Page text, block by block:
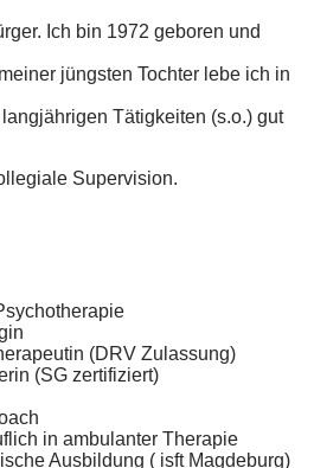
Ich bin 1972 geboren und
jüngsten Tochter lebe ich in
Tätigkeiten (s.o.) gut
Supervision.
(DRV Zulassung)
(SG zertifiziert)
in ambulanter Therapie
Ausbildung ( isft Magdeburg)